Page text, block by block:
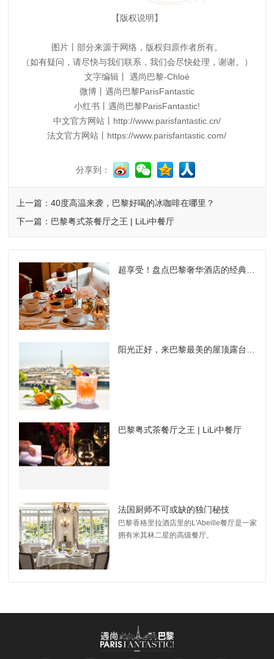
【版权说明】
图片丨部分来源于网络，版权归原作者所有。
（如有疑问，请尽快与我们联系，我们会尽快处理，谢谢。）
文字编辑丨 遇尚巴黎-Chloé
微博丨遇尚巴黎ParisFantastic
小红书丨遇尚巴黎ParisFantastic!
中文官方网站丨http://www.parisfantastic.cn/
法文官方网站丨https://www.parisfantastic.com/
分享到：
上一篇：40度高温来袭，巴黎好喝的冰咖啡在哪里？
下一篇：巴黎粤式茶餐厅之王 | LiLi中餐厅
阳光正好，来巴黎最美的屋顶露台餐厅享受初夏的美好吧！
巴黎粤式茶餐厅之王 | LiLi中餐厅
法国厨师不可或缺的独门秘技
巴黎香格里拉酒店里的L'Abeille餐厅是一家
拥有米其林二星的高级餐厅。